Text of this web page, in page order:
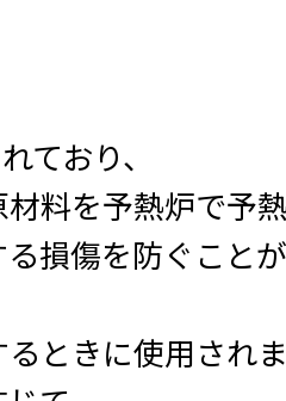
ており、
料を予熱炉で予熱
損傷を防ぐことが
ときに使用されま